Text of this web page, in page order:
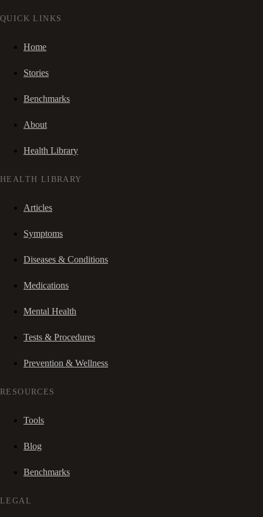
QUICK LINKS
Home
Stories
Benchmarks
About
Health Library
HEALTH LIBRARY
Articles
Symptoms
Diseases & Conditions
Medications
Mental Health
Tests & Procedures
Prevention & Wellness
RESOURCES
Tools
Blog
Benchmarks
LEGAL